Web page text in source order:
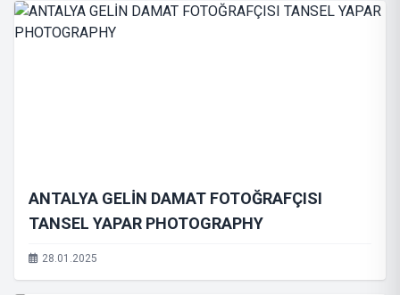
ANTALYA GELİN DAMAT FOTOĞRAFÇISI
TANSEL YAPAR PHOTOGRAPHY
28.01.2025